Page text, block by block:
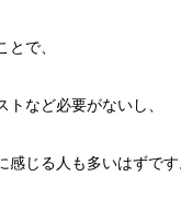
とで、
トなど必要がないし、
感じる人も多いはずです